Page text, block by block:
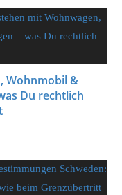
Wohnmobil &
Du rechtlich